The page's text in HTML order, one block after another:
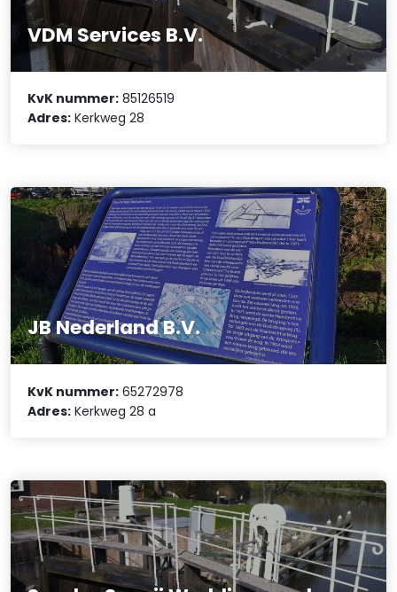
VDM Services B.V.
KvK nummer: 85126519
Adres: Kerkweg 28
JB Nederland B.V.
KvK nummer: 65272978
Adres: Kerkweg 28 a